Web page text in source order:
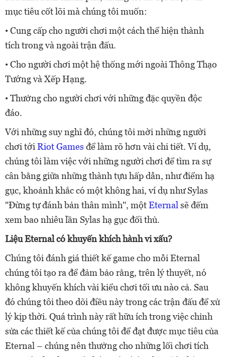
mục tiêu cốt lõi mà chúng tôi muốn:
• Cung cấp cho người chơi một cách thể hiện thành
tích trong và ngoài trận đấu.
• Cho người chơi một hệ thống mới ngoài Thông Thạo
Tướng và Xếp Hạng.
• Thưởng cho người chơi với những đặc quyền độc
đáo.
Với những suy nghĩ đó, chúng tôi mời những người
chơi tới Riot Games để làm rõ hơn vài chi tiết. Ví dụ,
chúng tôi làm việc với những người chơi để tìm ra sự
cân bằng giữa những thành tựu hấp dẫn, như điểm hạ
gục, khoảnh khắc có một không hai, ví dụ như Sylas
"Đừng tự đánh bản thân mình", mộtEternal sẽ đếm
xem bao nhiêu lần Sylas hạ gục đối thủ.
Liệu Eternal có khuyến khích hành vi xấu?
Chúng tôi đánh giá thiết kế game cho mỗi Eternal
chúng tôi tạo ra để đảm bảo rằng, trên lý thuyết, nó
không khuyến khích vài kiểu chơi tối ưu nào cả. Sau
đó chúng tôi theo dõi điều này trong các trận đấu để xử
lý kịp thời. Quá trình này rất hữu ích trong việc chỉnh
sửa các thiết kế của chúng tôi để đạt được mục tiêu của
Eternal – chúng nên thưởng cho những lối chơi tích